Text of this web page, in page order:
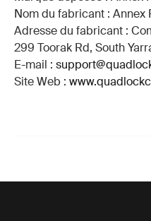
Nom du fabricant : Annex
Adresse du fabricant :
299 Toorak Rd, South
E-mail :
Site Web :